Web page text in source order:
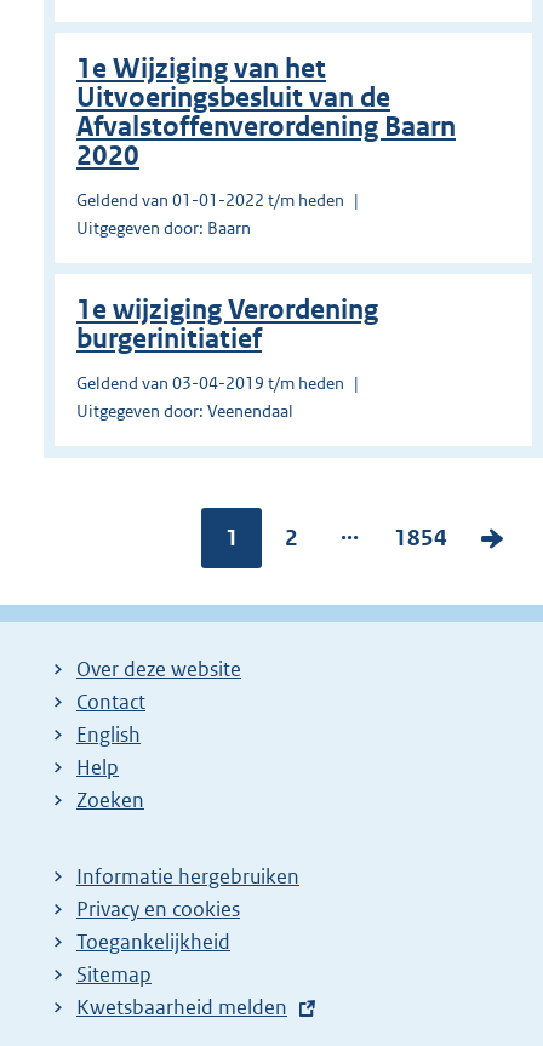
1e Wijziging van het
Uitvoeringsbesluit van de
Afvalstoffenverordening Baarn
2020
Geldend van 01-01-2022 t/m heden
Uitgegeven door: Baarn
1e wijziging Verordening
burgerinitiatief
Geldend van 03-04-2019 t/m heden
Uitgegeven door: Veenendaal
Pagina:
1
P
g
2 ...
P
g
1854
V
l
Over deze website
Contact
English
Help
Zoeken
Informatie hergebruiken
Privacy en cookies
Toegankelijkheid
Sitemap
E
Kwetsbaarheid melden